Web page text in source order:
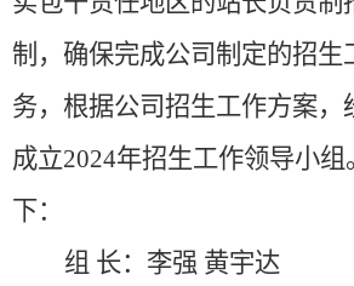
制，确保完成公司制定的招生
务，根据公司招生工作方案，
成立2024年招生工作领导小组
下：
组 长：李强 黄宇达